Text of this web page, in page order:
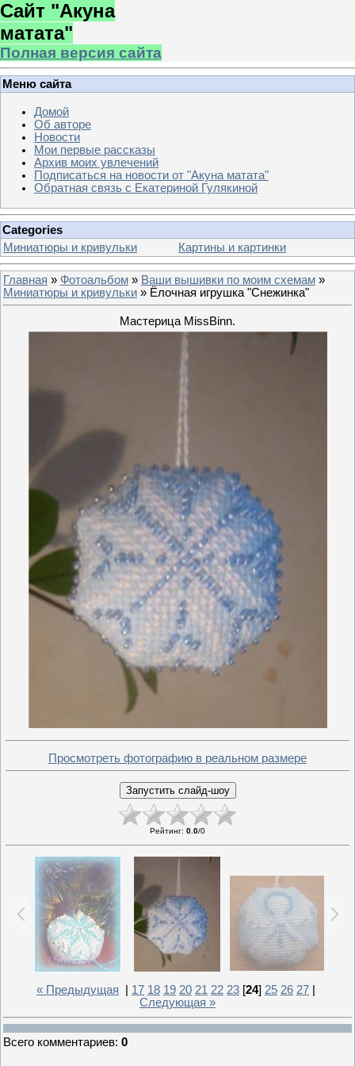
Сайт "Акуна
матата"
Полная версия сайта
Меню сайта
Домой
Об авторе
Новости
Мои первые рассказы
Архив моих увлечений
Подписаться на новости от "Акуна матата"
Обратная связь с Екатериной Гулякиной
Categories
Миниатюры и кривульки
Картины и картинки
Главная » Фотоальбом » Ваши вышивки по моим схемам »
Миниатюры и кривульки » Ёлочная игрушка "Снежинка"
Мастерица MissBinn.
Просмотреть фотографию в реальном размере
Рейтинг: 0.0/0
« Предыдущая 17 18 19 20 21 22 23 [24] 25 26 27
Следующая »
Всего комментариев: 0